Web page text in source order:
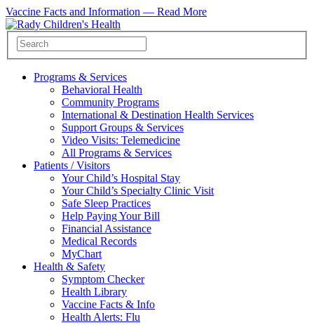
Vaccine Facts and Information — Read More
Programs & Services
Behavioral Health
Community Programs
International & Destination Health Services
Support Groups & Services
Video Visits: Telemedicine
All Programs & Services
Patients / Visitors
Your Child’s Hospital Stay
Your Child’s Specialty Clinic Visit
Safe Sleep Practices
Help Paying Your Bill
Financial Assistance
Medical Records
MyChart
Health & Safety
Symptom Checker
Health Library
Vaccine Facts & Info
Health Alerts: Flu